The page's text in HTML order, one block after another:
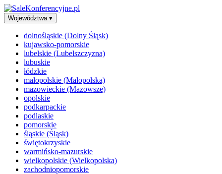
Województwa ▾
dolnośląskie (Dolny Śląsk)
kujawsko-pomorskie
lubelskie (Lubelszczyzna)
lubuskie
łódzkie
małopolskie (Małopolska)
mazowieckie (Mazowsze)
opolskie
podkarpackie
podlaskie
pomorskie
śląskie (Śląsk)
świętokrzyskie
warmińsko-mazurskie
wielkopolskie (Wielkopolska)
zachodniopomorskie